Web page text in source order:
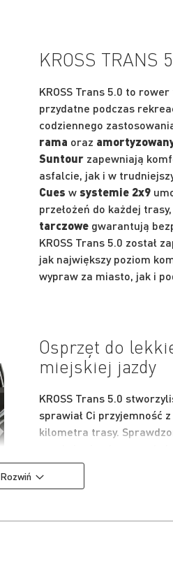
KROSS TRANS
KROSS Trans 5.0 to
przydatne podczas
codziennego
rama oraz
Suntour zapewniają
asfalcie, jak i w
Cues wsystemie 2x9
przełożeń do każdej
tarczowe gwarantują
KROSS Trans 5.0 został
jak największy poziom
wypraw za miasto, jak i
Osprzęt do
miejskiej jazdy
KROSS Trans 5.0
sprawiał Ci przyjemność
kilometra trasy.
terenie. Tylna przerzutka
sprawdzona konstrukcja,
Rozwiń